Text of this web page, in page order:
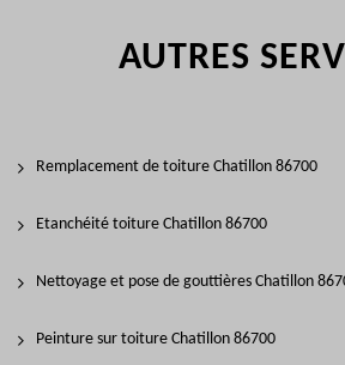
AUTRES
Remplacement de toiture Chatillon 86700
Etanchéité toiture Chatillon 86700
Nettoyage et pose de gouttières Chatillon
Peinture sur toiture Chatillon 86700